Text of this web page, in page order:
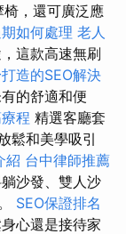
，還可廣泛應
如何處理 老人
這款高速無刷
造的SEO解決
的舒適和便
程 精選客廳套
鬆和美學吸引
紹 台中律師推薦
沙發、雙人沙
SEO保證排名
心還是接待家